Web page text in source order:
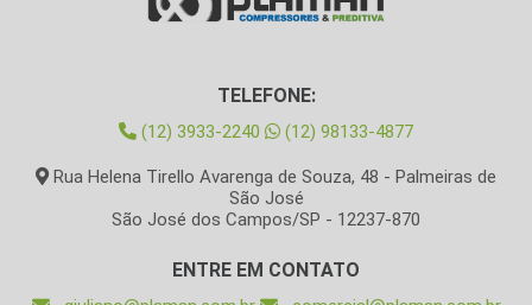
TELEFONE:
(12) 3933-2240 (12) 98133-4877
Rua Helena Tirello Avarenga de Souza, 48 - Palmeiras de
São José
São José dos Campos/SP - 12237-870
ENTRE EM CONTATO